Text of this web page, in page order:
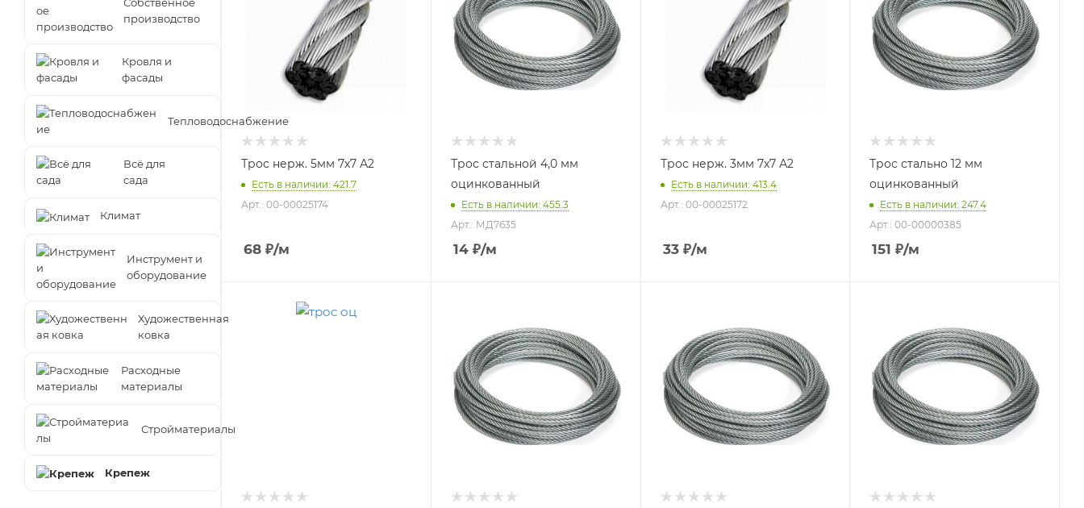
Трос нерж. 5мм 7х7 А2
Есть в наличии: 421.7
Арт.: 00-00025174
68 ₽/м
Трос стальной 4,0 мм
оцинкованный
Есть в наличии: 455.3
Арт.: МД7635
14₽/м
Трос нерж. 3мм 7х7 А2
Есть в наличии: 413.4
Арт.: 00-00025172
33₽/м
Трос стально 12 мм
оцинкованный
Есть в наличии: 247.4
Арт.: 00-00000385
151 ₽/м
производство
Кровля и
фасады
Тепловодоснабжение
Всё для
сада
Климат
Инструмент и
оборудование
Художественная
ковка
Расходные
материалы
Стройматериалы
Крепеж